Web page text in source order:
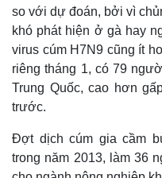
so với dự đoán, bởi vì
khó phát hiện ở gà hay
virus cúm H7N9 cũng ít
riêng tháng 1, có 79
Trung Quốc, cao hơn
trước.
Đợt dịch cúm gia cầm
trong năm 2013, làm 36